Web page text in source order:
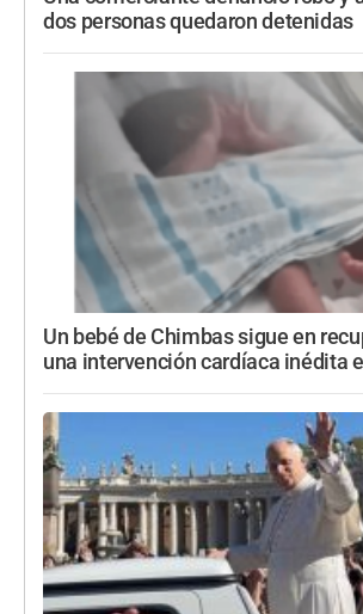
dos personas quedaron detenidas
Un bebé de Chimbas sigue en
una intervención cardíaca inédita